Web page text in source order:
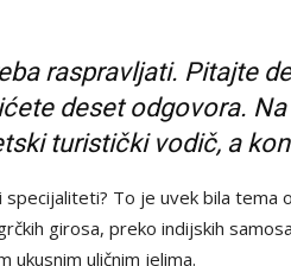
raspravljati. Pitajte
deset odgovora.
turistički vodič, a
To je uvek bila tema
girosa, preko indijskih
ukusnim uličnim jelima.